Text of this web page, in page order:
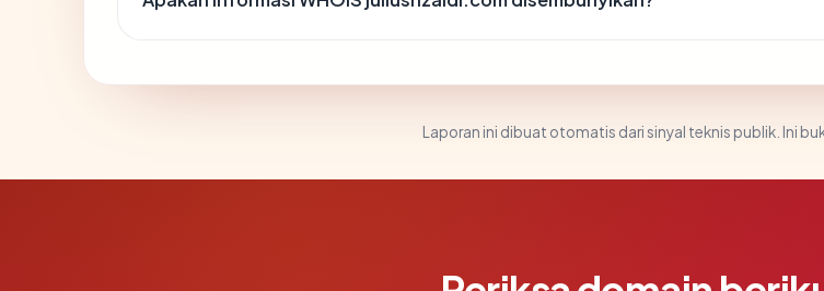
Laporan ini dibuat otomatis dari sinyal teknis publik. Ini